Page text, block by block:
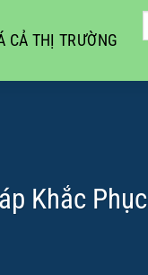
CẢ THỊ TRƯỜNG
Khắc Phục